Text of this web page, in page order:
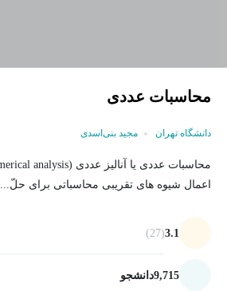
محاسبات عددی
دانشگاه تهران مجید بنی‌اسدی
اعمال شیوه های تقریبی محاسباتی برای حلّ...
3.1
(27)
9,715دانشجو